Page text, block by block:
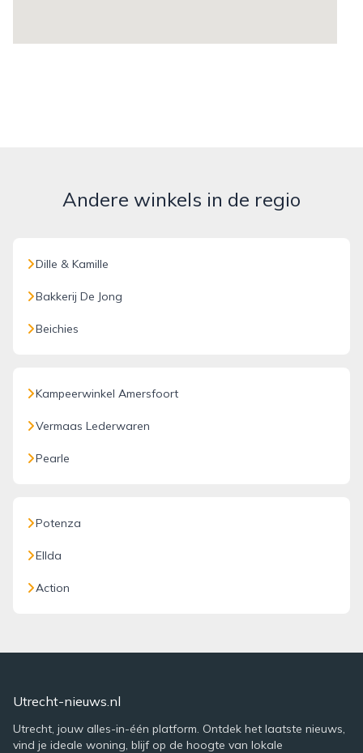
Andere winkels in de regio
Dille & Kamille
Bakkerij De Jong
Beichies
Kampeerwinkel Amersfoort
Vermaas Lederwaren
Pearle
Potenza
Ellda
Action
Utrecht-nieuws.nl
Utrecht, jouw alles-in-één platform. Ontdek het laatste nieuws,
vind je ideale woning, blijf op de hoogte van lokale